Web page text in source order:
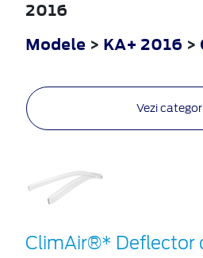
2016
Modele > KA+ 2016 >
Vezi
ClimAir®* Deflector